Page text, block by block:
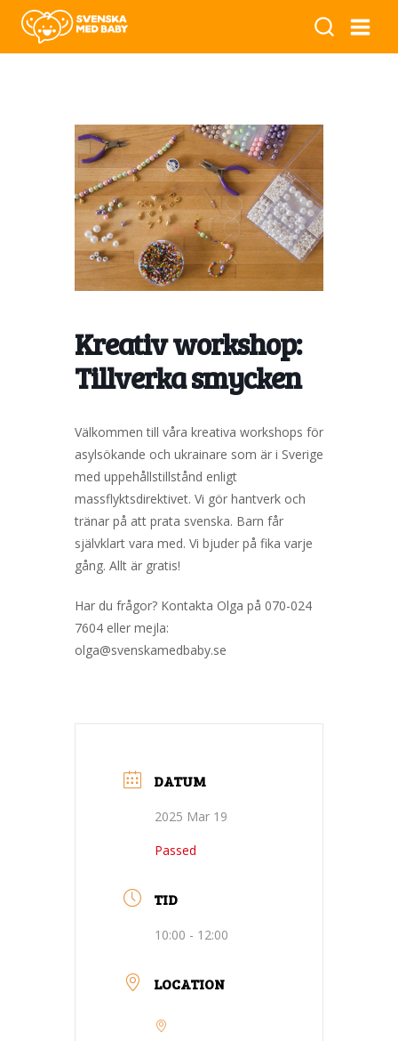
Kreativ workshop:
Tillverka smycken
Välkommen till våra kreativa workshops för
asylsökande och ukrainare som är i Sverige
med uppehållstillstånd enligt
massflyktsdirektivet. Vi gör hantverk och
tränar på att prata svenska. Barn får
självklart vara med. Vi bjuder på fika varje
gång. Allt är gratis!
Har du frågor? Kontakta Olga på 070-024
7604 eller mejla:
olga@svenskamedbaby.se
DATUM
2025 Mar 19
Passed
TID
10:00 - 12:00
LOCATION